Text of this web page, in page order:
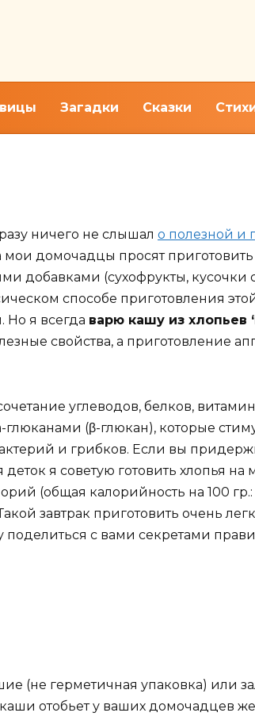
Загадки Сказки
ничего не слышал о полезной и
мои домочадцы просят
добавками (сухофрукты, кусочки
способе приготовления
Но я всегда варю кашу из хлопьев
свойства, а приготовление
углеводов, белков,
(β-глюкан), которые
и грибков. Если вы
я советую готовить хлопья
(общая калорийность на 100
завтрак приготовить очень
с вами секретами
(не герметичная упаковка) или
отобьет у ваших домочадцев